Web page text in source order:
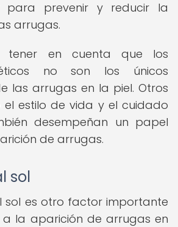
para prevenir y reducir la
arrugas.
tener en cuenta que los
no son los únicos
las arrugas en la piel. Otros
estilo de vida y el cuidado
desempeñan un papel
de arrugas.
sol
sol es otro factor importante
la aparición de arrugas en